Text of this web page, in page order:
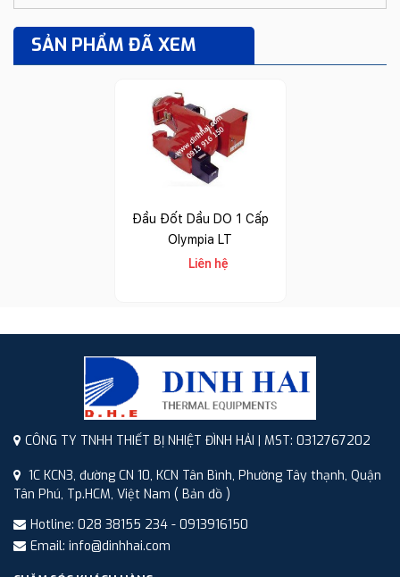
SẢN PHẨM ĐÃ XEM
Đầu Đốt Dầu DO 1 Cấp
Olympia LT
Liên hệ
CÔNG TY TNHH THIẾT BỊ NHIỆT ĐÌNH HẢI | MST: 0312767202
1C KCN3, đường CN 10, KCN Tân Bình, Phường Tây thạnh, Quận
Tân Phú, Tp.HCM, Việt Nam ( Bản đồ )
Hotline: 028 38155 234 - 0913916150
Email: info@dinhhai.com